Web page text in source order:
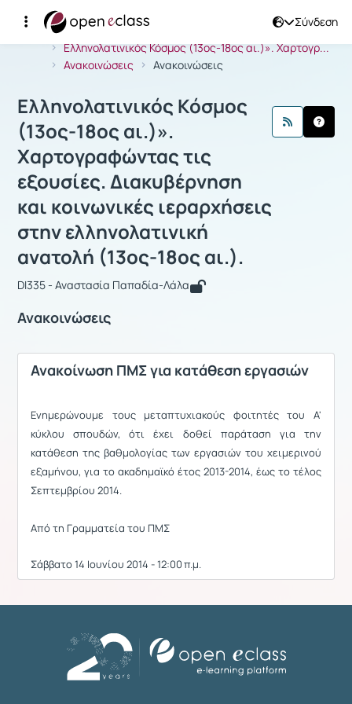
Σύνδεση
Αρχική Σελίδα
Ελληνολατινικός Κόσμος (13ος-18ος αι.)». Xαρτογρ...
Ανακοινώσεις
Ανακοινώσεις
Μάθημα : Ελληνολατινικός Κόσμος
Ελληνολατινικός Κόσμος
(13ος-18ος αι.)».
Xαρτογραφώντας τις
εξουσίες. Διακυβέρνηση
και κοινωνικές ιεραρχήσεις
στην ελληνολατινική
ανατολή (13ος-18ος αι.).
DI335 - Αναστασία Παπαδία-Λάλα
Ανακοινώσεις
Ανακοίνωση ΠΜΣ για κατάθεση εργασιών
Ενημερώνουμε τους μεταπτυχιακούς φοιτητές του Α'
κύκλου σπουδών, ότι έχει δοθεί παράταση για την
κατάθεση της βαθμολογίας των εργασιών του χειμερινού
εξαμήνου, για το ακαδημαϊκό έτος 2013-2014, έως το τέλος
Σεπτεμβρίου 2014.
Από τη Γραμματεία του ΠΜΣ
Σάββατο 14 Ιουνίου 2014 - 12:00 π.μ.